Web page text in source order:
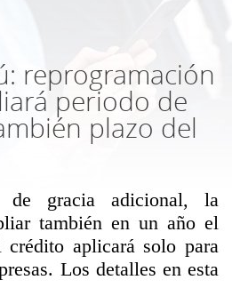
reprogramación
periodo de
plazo del
de gracia adicional, la
también en un año el
aplicará solo para
Los detalles en esta